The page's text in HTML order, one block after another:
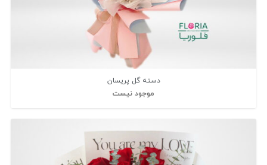
دسته گل پریسان
موجود نیست